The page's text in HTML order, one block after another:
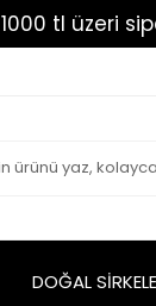
1000 tl üzeri
DOĞAL